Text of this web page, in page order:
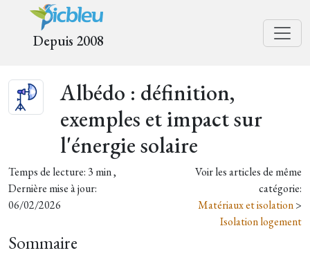
Depuis 2008
Albédo : définition,
exemples et impact sur
l'énergie solaire
Temps de lecture: 3 min ,
Dernière mise à jour:
06/02/2026
Voir les articles de même
catégorie:
Matériaux et isolation>
Isolation logement
Sommaire